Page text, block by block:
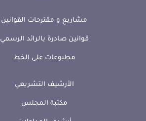
مشاريع و مقترحات القوانين
قوانين صادرة بالرائد الرسمي
مطبوعات على الخط
الأرشيف التشريعي
مكتبة المجلس